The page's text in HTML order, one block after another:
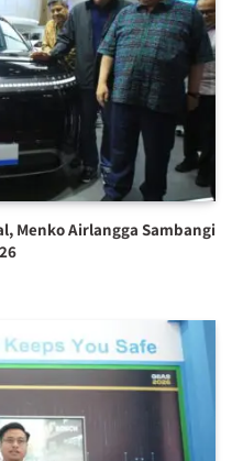
Menko Airlangga Sambangi